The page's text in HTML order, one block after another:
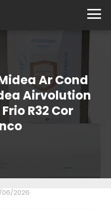
Ar Cond
Airvolution
R32 Cor
06/2026